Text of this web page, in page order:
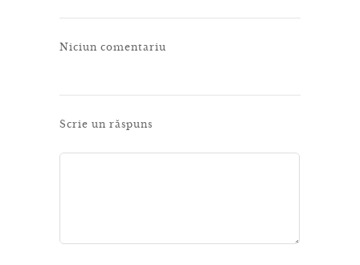
Niciun comentariu
Scrie un răspuns